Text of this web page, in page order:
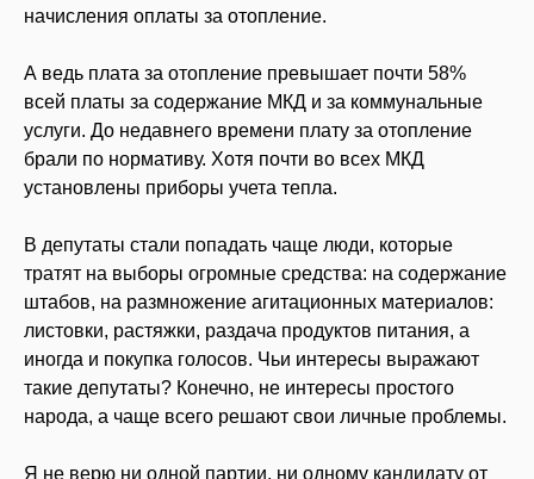
начисления оплаты за отопление.
А ведь плата за отопление превышает почти 58%
всей платы за содержание МКД и за коммунальные
услуги. До недавнего времени плату за отопление
брали по нормативу. Хотя почти во всех МКД
установлены приборы учета тепла.
В депутаты стали попадать чаще люди, которые
тратят на выборы огромные средства: на содержание
штабов, на размножение агитационных материалов:
листовки, растяжки, раздача продуктов питания, а
иногда и покупка голосов. Чьи интересы выражают
такие депутаты? Конечно, не интересы простого
народа, а чаще всего решают свои личные проблемы.
Я не верю ни одной партии, ни одному кандидату от